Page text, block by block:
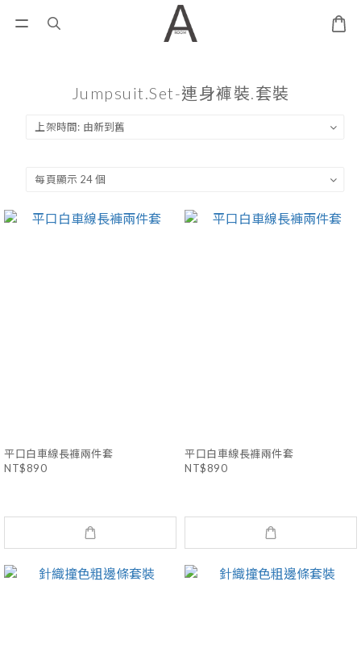
Jumpsuit.Set-連身褲裝.套裝
平口白車線長褲兩件套
NT$890
平口白車線長褲兩件套
NT$890